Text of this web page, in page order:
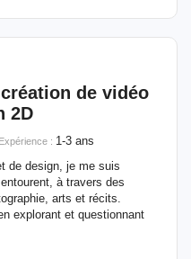
de vidéo
2D
Expérience : 1-3 ans
de design, je me suis
à travers des
arts et récits.
explorant et questionnant